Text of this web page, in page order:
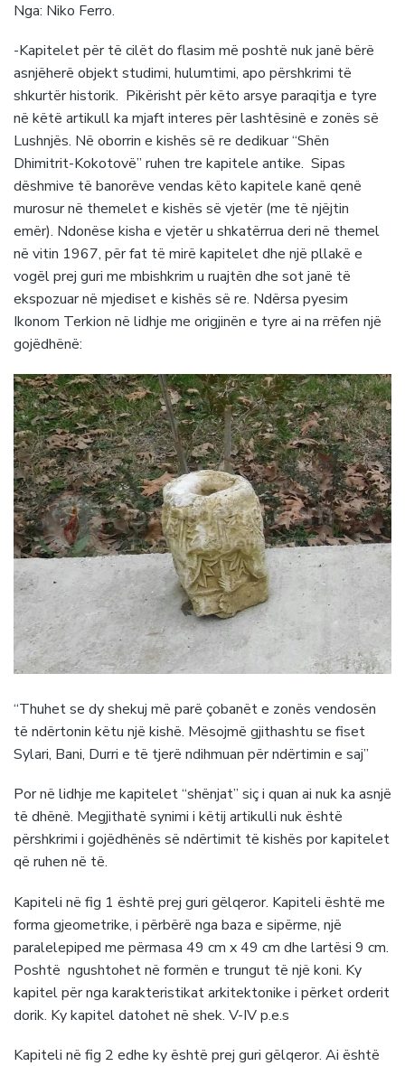
Nga: Niko Ferro.
-Kapitelet për të cilët do flasim më poshtë nuk janë bërë
asnjëherë objekt studimi, hulumtimi, apo përshkrimi të
shkurtër historik. Pikërisht për këto arsye paraqitja e tyre
në këtë artikull ka mjaft interes për lashtësinë e zonës së
Lushnjës. Në oborrin e kishës së re dedikuar “Shën
Dhimitrit-Kokotovë” ruhen tre kapitele antike. Sipas
dëshmive të banorëve vendas këto kapitele kanë qenë
murosur në themelet e kishës së vjetër (me të njëjtin
emër). Ndonëse kisha e vjetër u shkatërrua deri në themel
në vitin 1967, për fat të mirë kapitelet dhe një pllakë e
vogël prej guri me mbishkrim u ruajtën dhe sot janë të
ekspozuar në mjediset e kishës së re. Ndërsa pyesim
Ikonom Terkion në lidhje me origjinën e tyre ai na rrëfen një
gojëdhënë:
“Thuhet se dy shekuj më parë çobanët e zonës vendosën
të ndërtonin këtu një kishë. Mësojmë gjithashtu se fiset
Sylari, Bani, Durri e të tjerë ndihmuan për ndërtimin e saj”
Por në lidhje me kapitelet “shënjat” siç i quan ai nuk ka asnjë
të dhënë. Megjithatë synimi i këtij artikulli nuk është
përshkrimi i gojëdhënës së ndërtimit të kishës por kapitelet
që ruhen në të.
Kapiteli në fig 1 është prej guri gëlqeror. Kapiteli është me
forma gjeometrike, i përbërë nga baza e sipërme, një
paralelepiped me përmasa 49 cm x 49 cm dhe lartësi 9 cm.
Poshtë ngushtohet në formën e trungut të një koni. Ky
kapitel për nga karakteristikat arkitektonike i përket orderit
dorik. Ky kapitel datohet në shek. V-IV p.e.s
Kapiteli në fig 2 edhe ky është prej guri gëlqeror. Ai është